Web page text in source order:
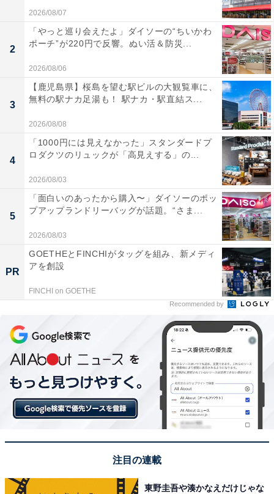
2026/08/07
2
「やっと巡り会えたよ」ダイソーの“ちいかわ
ポーチ”が220円で反響。ぬい活＆防災...
2026/08/06
3
【鹿児島県】桜島を望む駅ビルの大観覧車に、
無料の駅ナカ足湯も！ 駅ナカ・駅直結ス...
2026/08/08
4
「1000円には見えなかった」スタンダードプ
ロダクツのリュックが「高見えする」の...
2026/08/03
5
「面白いのあったから購入〜」ダイソーのポッ
プアップランドリーバッグが話題。“さま...
2026/08/03
PR
GOETHEとFINCHIがタッグを組み、新メディ
アを創設
FINCHI on GOETHE
Recommended by
注目の連載
東野圭吾や湊かなえだけじゃな